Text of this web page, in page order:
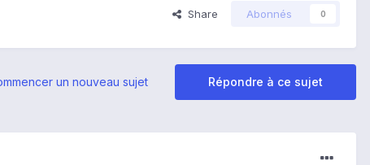
Share Abonnés 0
Répondre à ce sujet
un nouveau sujet